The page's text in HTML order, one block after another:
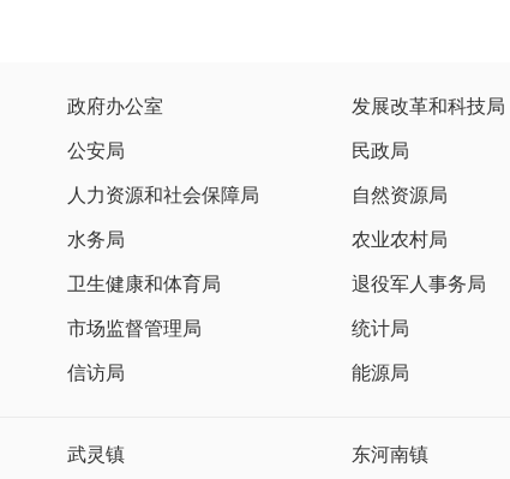
政府办公室 发展改革和科技局
公安局 民政局
人力资源和社会保障局 自然资源局
水务局 农业农村局
卫生健康和体育局 退役军人事务局
市场监督管理局 统计局
信访局 能源局
武灵镇 东河南镇